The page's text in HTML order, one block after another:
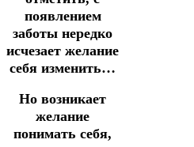
появлением
заботы нередко
исчезает желание
себя изменить…
Но возникает
желание
понимать себя,